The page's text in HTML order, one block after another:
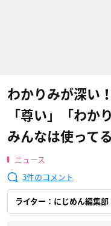
わかりみが深い
「尊い」「わか
みんなは使って
ニュース
3
ライター：にじめん編集部